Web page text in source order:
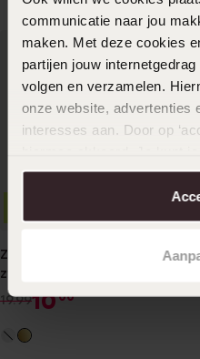
communicatie naar jou
maken. Met deze cookies
partijen jouw
volgen en verzamelen.
onze website, advertenties
interesses aan. Door op
aanpassen. Lees er meer
Zilveren gold helixpiercing
zwart zirkonia
19.991000